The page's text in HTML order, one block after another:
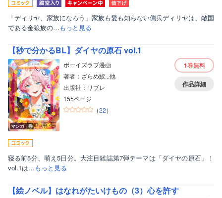
「ディリヤ、家族になろう」家族も愛も知らない傭兵ディリヤは、敵国
である金狼族の…もっと見る
【秒で分かるBL】ダイヤの原石 vol.1
マンガ｜巻
ボーイズラブ漫画
著者：ざらめ鮫...他
出版社：リブレ
155ページ
（22）
1巻無料
作品詳細
寝る前5分、萌え5日分。大注目雑誌第7弾テーマは「ダイヤの原石」！
vol.1は…もっと見る
【絵ノベル】はなれがたいけもの（3）心を許す